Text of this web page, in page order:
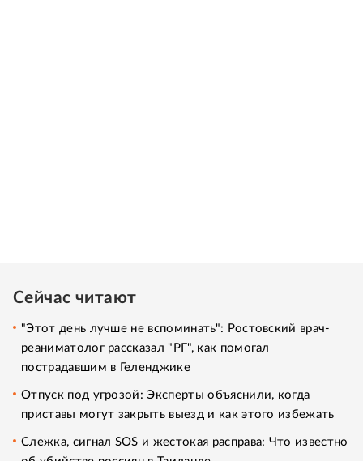
Сейчас читают
"Этот день лучше не вспоминать": Ростовский врач-
реаниматолог рассказал "РГ", как помогал
пострадавшим в Геленджике
Отпуск под угрозой: Эксперты объяснили, когда
приставы могут закрыть выезд и как этого избежать
Слежка, сигнал SOS и жестокая расправа: Что известно